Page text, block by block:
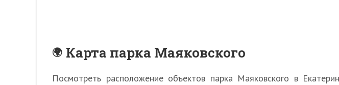
Карта парка Маяковского
Посмотреть расположение объектов парка Маяковского в